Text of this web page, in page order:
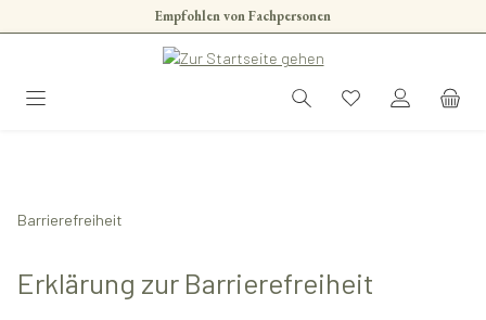
Zum Hauptinhalt springenEmpfohlen von Fachpersonen
Barrierefreiheit
Erklärung zur Barrierefreiheit